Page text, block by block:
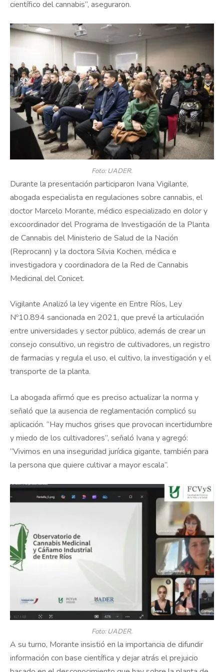
científico del cannabis”, aseguraron.
Foto: UADER.
Durante la presentación participaron Ivana Vigilante,
abogada especialista en regulaciones sobre cannabis, el
doctor Marcelo Morante, médico especializado en dolor y
excoordinador del Programa de Investigación de la Planta
de Cannabis del Ministerio de Salud de la Nación
(Reprocann) y la doctora Silvia Kochen, médica e
investigadora y coordinadora de la Red de Cannabis
Medicinal del Conicet.
Vigilante Analizó la ley vigente en Entre Ríos, Ley
Nº10.894 sancionada en 2021, que prevé la articulación
entre universidades y sector público, además de crear un
consejo consultivo, un registro de cultivadores, un registro
de farmacias y regula el uso, el cultivo, la investigación y el
transporte de la planta.
La abogada afirmó que es preciso actualizar la norma y
señaló que la ausencia de reglamentación complicó su
aplicación. “Hay muchos grises que provocan incertidumbre
y miedo de los cultivadores”, señaló Ivana y agregó:
“Vivimos en una inseguridad jurídica gigante, también para
la persona que quiere cultivar a mayor escala”.
Foto: UADER.
A su turno, Morante insistió en la importancia de difundir
información con base científica y dejar atrás el prejuicio